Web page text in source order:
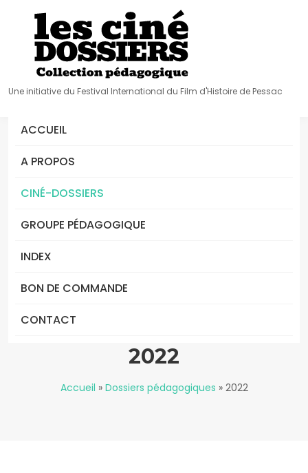
Une initiative du Festival International du Film d'Histoire de Pessac
ACCUEIL
A PROPOS
CINÉ-DOSSIERS
GROUPE PÉDAGOGIQUE
INDEX
BON DE COMMANDE
CONTACT
2022
Accueil » Dossiers pédagogiques » 2022